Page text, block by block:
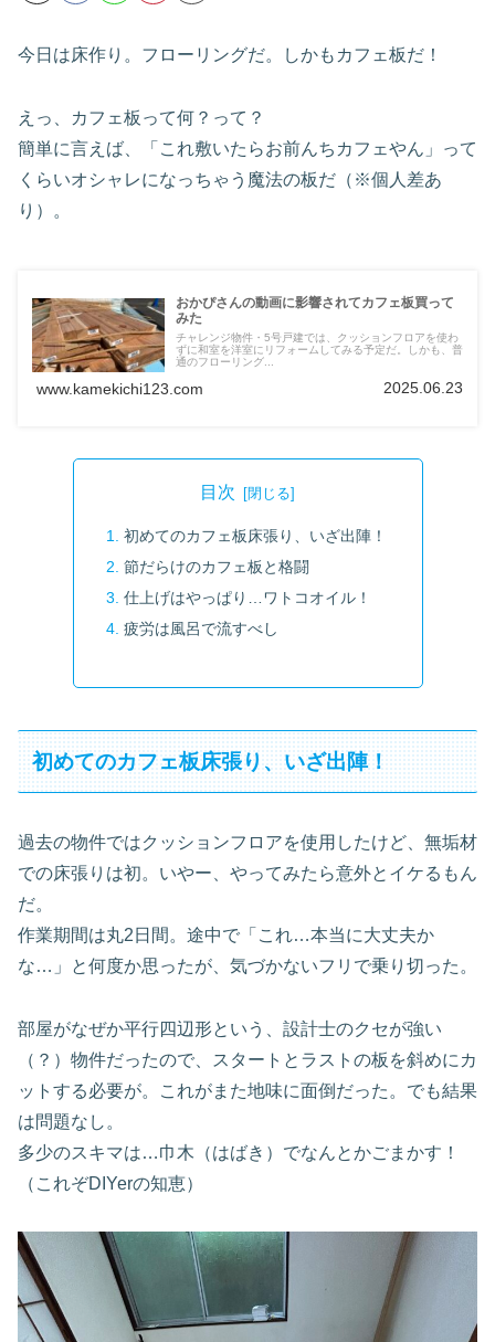
今日は床作り。フローリングだ。しかもカフェ板だ！
えっ、カフェ板って何？って？
簡単に言えば、「これ敷いたらお前んちカフェやん」って
くらいオシャレになっちゃう魔法の板だ（※個人差あ
り）。
おかぴさんの動画に影響されてカフェ板買って
みた
チャレンジ物件・5号戸建では、クッションフロアを使わ
ずに和室を洋室にリフォームしてみる予定だ。しかも、普
通のフローリング...
www.kamekichi123.com 2025.06.23
目次
初めてのカフェ板床張り、いざ出陣！
節だらけのカフェ板と格闘
仕上げはやっぱり…ワトコオイル！
疲労は風呂で流すべし
初めてのカフェ板床張り、いざ出陣！
過去の物件ではクッションフロアを使用したけど、無垢材
での床張りは初。いやー、やってみたら意外とイケるもん
だ。
作業期間は丸2日間。途中で「これ…本当に大丈夫か
な…」と何度か思ったが、気づかないフリで乗り切った。
部屋がなぜか平行四辺形という、設計士のクセが強い
（？）物件だったので、スタートとラストの板を斜めにカ
ットする必要が。これがまた地味に面倒だった。でも結果
は問題なし。
多少のスキマは…巾木（はばき）でなんとかごまかす！
（これぞDIYerの知恵）